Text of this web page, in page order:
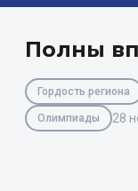
Полны
Гордость региона
Олимпиады 28